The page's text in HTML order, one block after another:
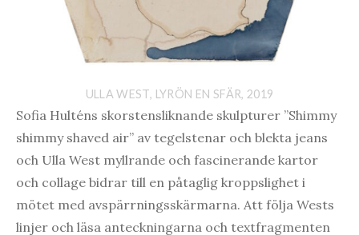
ULLA WEST, LYRÖN EN SFÄR, 2019
Sofia Hulténs skorstensliknande skulpturer ”Shimmy
shimmy shaved air” av tegelstenar och blekta jeans
och Ulla West myllrande och fascinerande kartor
och collage bidrar till en påtaglig kroppslighet i
mötet med avspärrningsskärmarna. Att följa Wests
linjer och läsa anteckningarna och textfragmenten